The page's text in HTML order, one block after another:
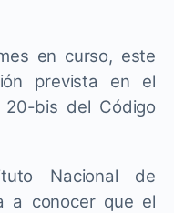
en curso, este
prevista en el
bis del Código
Nacional de
a conocer que el